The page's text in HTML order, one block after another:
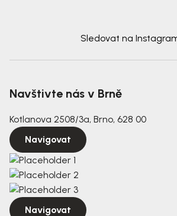
Sledovat na
Navštivte nás v Brně
Kotlanova 2508/3a, Brno, 628 00
Navigovat
Navigovat